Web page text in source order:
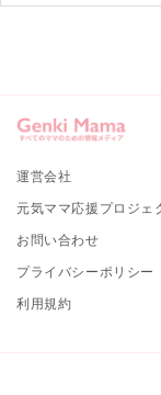
運営会社
元気ママ応援プロジェ
お問い合わせ
プライバシーポリシー
利用規約